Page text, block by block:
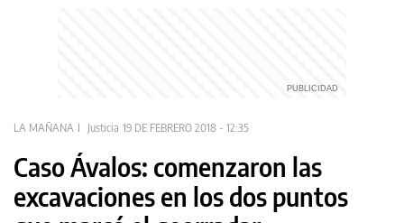
LA MAÑANA Justicia 19 DE FEBRERO 2018 - 12:35
Caso Ávalos: comenzaron las
excavaciones en los dos puntos